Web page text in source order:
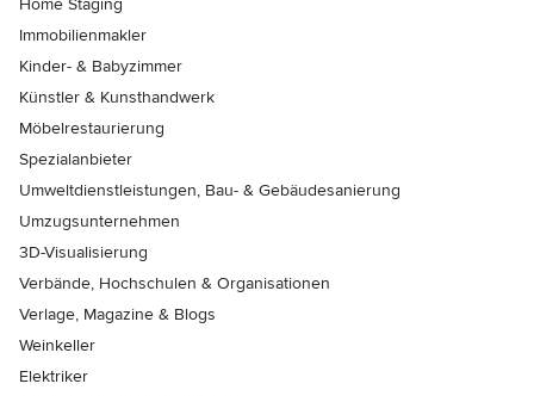
Home Staging
Immobilienmakler
Kinder- & Babyzimmer
Künstler & Kunsthandwerk
Möbelrestaurierung
Spezialanbieter
Umweltdienstleistungen, Bau- & Gebäudesanierung
Umzugsunternehmen
3D-Visualisierung
Verbände, Hochschulen & Organisationen
Verlage, Magazine & Blogs
Weinkeller
Elektriker